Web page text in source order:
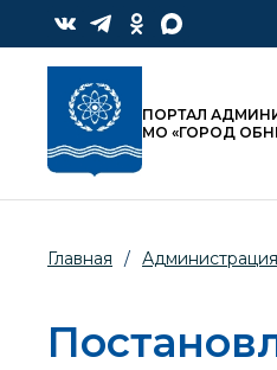
ПОРТАЛ
МО «ГОРОД
Главная /